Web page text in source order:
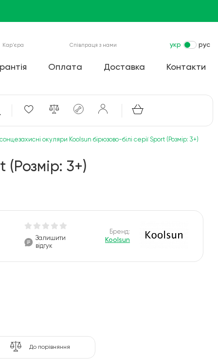
Кар'єра Співпраця з нами укр рус
Оплата Доставка Контакти
окуляри Koolsun бірюзово-білі серії Sport (Розмір: 3+)
(Розмір: 3+)
Залишити
відгук
Бренд:
Koolsun
До порівняння